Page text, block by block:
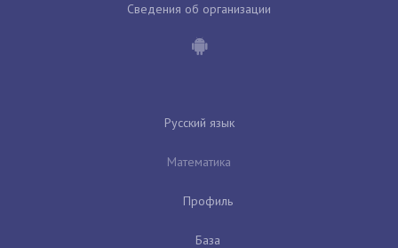
Сведения об организации
Русский язык
Математика
Профиль
База